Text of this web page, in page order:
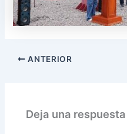
ANTERIOR
Deja una respuesta